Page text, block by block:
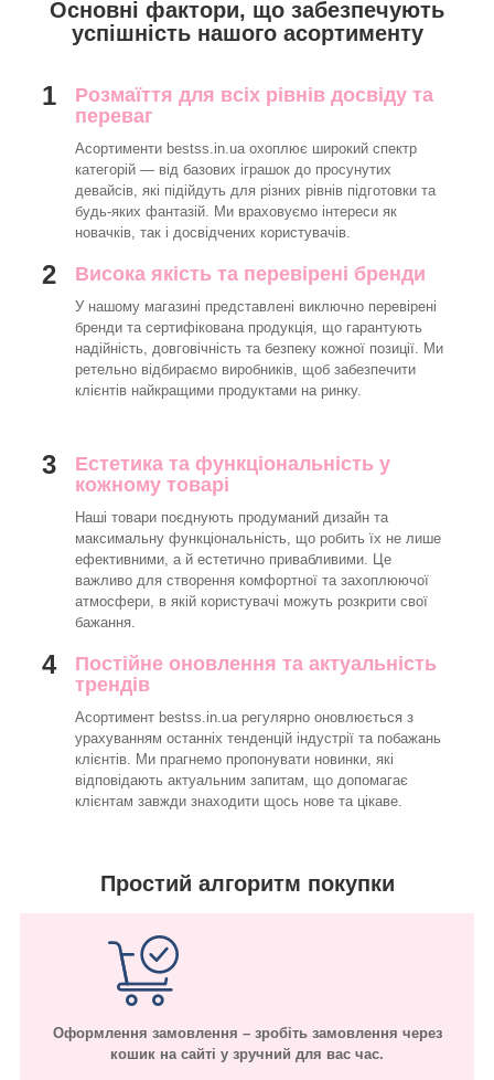
Основні фактори, що забезпечують
успішність нашого асортименту
1
Розмаїття для всіх рівнів досвіду та
переваг
Асортименти bestss.in.ua охоплює широкий спектр
категорій — від базових іграшок до просунутих
девайсів, які підійдуть для різних рівнів підготовки та
будь-яких фантазій. Ми враховуємо інтереси як
новачків, так і досвідчених користувачів.
2 Висока якість та перевірені бренди
У нашому магазині представлені виключно перевірені
бренди та сертифікована продукція, що гарантують
надійність, довговічність та безпеку кожної позиції. Ми
ретельно відбираємо виробників, щоб забезпечити
клієнтів найкращими продуктами на ринку.
3
Естетика та функціональність у
кожному товарі
Наші товари поєднують продуманий дизайн та
максимальну функціональність, що робить їх не лише
ефективними, а й естетично привабливими. Це
важливо для створення комфортної та захоплюючої
атмосфери, в якій користувачі можуть розкрити свої
бажання.
4
Постійне оновлення та актуальність
трендів
Асортимент bestss.in.ua регулярно оновлюється з
урахуванням останніх тенденцій індустрії та побажань
клієнтів. Ми прагнемо пропонувати новинки, які
відповідають актуальним запитам, що допомагає
клієнтам завжди знаходити щось нове та цікаве.
Простий алгоритм покупки
Оформлення замовлення – зробіть замовлення через
кошик на сайті у зручний для вас час.